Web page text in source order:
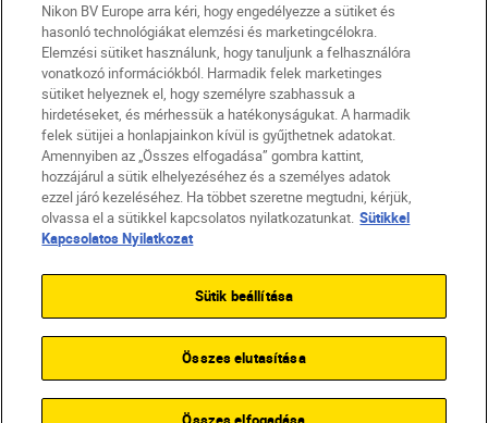
HU Nikon Sites
Lépjen kapcsolatba velünk
Adatvédelmi nyilatkozat
Jogi nyilatkozat
Sütikkel kapcsolatos nyilatkozat
Akadálymentesség
Sütikre vonatkozó beállítások
Nikon BV Europe arra kéri, hogy engedélyezze a sütiket és
hasonló technológiákat elemzési és marketingcélokra.
Elemzési sütiket használunk, hogy tanuljunk a felhasználóra
vonatkozó információkból. Harmadik felek marketinges
sütiket helyeznek el, hogy személyre szabhassuk a
hirdetéseket, és mérhessük a hatékonyságukat. A harmadik
felek sütijei a honlapjainkon kívül is gyűjthetnek adatokat.
Amennyiben az „Összes elfogadása” gombra kattint,
hozzájárul a sütik elhelyezéséhez és a személyes adatok
ezzel járó kezeléséhez. Ha többet szeretne megtudni, kérjük,
olvassa el a sütikkel kapcsolatos nyilatkozatunkat. Sütikkel
Kapcsolatos Nyilatkozat
Sütik beállítása
Összes elutasítása